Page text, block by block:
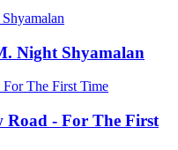
Night Shyamalan
The First Time
Road - For The First